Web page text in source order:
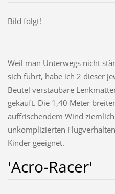
Bild folgt!
Weil man Unterwegs nicht
sich führt, habe ich 2 dieser
Beutel verstaubare
gekauft. Die 1,40 Meter
auffrischendem Wind
unkomplizierten
Kinder geeignet.
'Acro-Racer'